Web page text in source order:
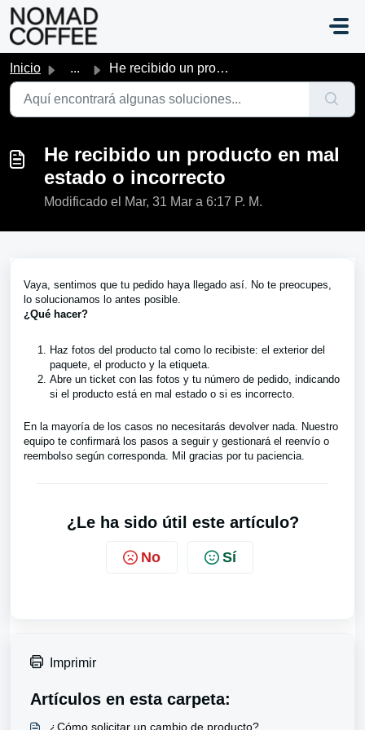
Saltar al contenido principal
Inicio ... He recibido un producto en mal estado o incorrecto
He recibido un producto en mal
estado o incorrecto
Modificado el Mar, 31 Mar a 6:17 P. M.
Vaya, sentimos que tu pedido haya llegado así. No te preocupes,
lo solucionamos lo antes posible.
¿Qué hacer?
Haz fotos del producto tal como lo recibiste: el exterior del
paquete, el producto y la etiqueta.
Abre un ticket con las fotos y tu número de pedido, indicando
si el producto está en mal estado o si es incorrecto.
En la mayoría de los casos no necesitarás devolver nada. Nuestro
equipo te confirmará los pasos a seguir y gestionará el reenvío o
reembolso según corresponda. Mil gracias por tu paciencia.
¿Le ha sido útil este artículo?
No Sí
Imprimir
Artículos en esta carpeta:
¿Cómo solicitar un cambio de producto?